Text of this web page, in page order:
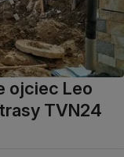
ojciec Leo
TVN24